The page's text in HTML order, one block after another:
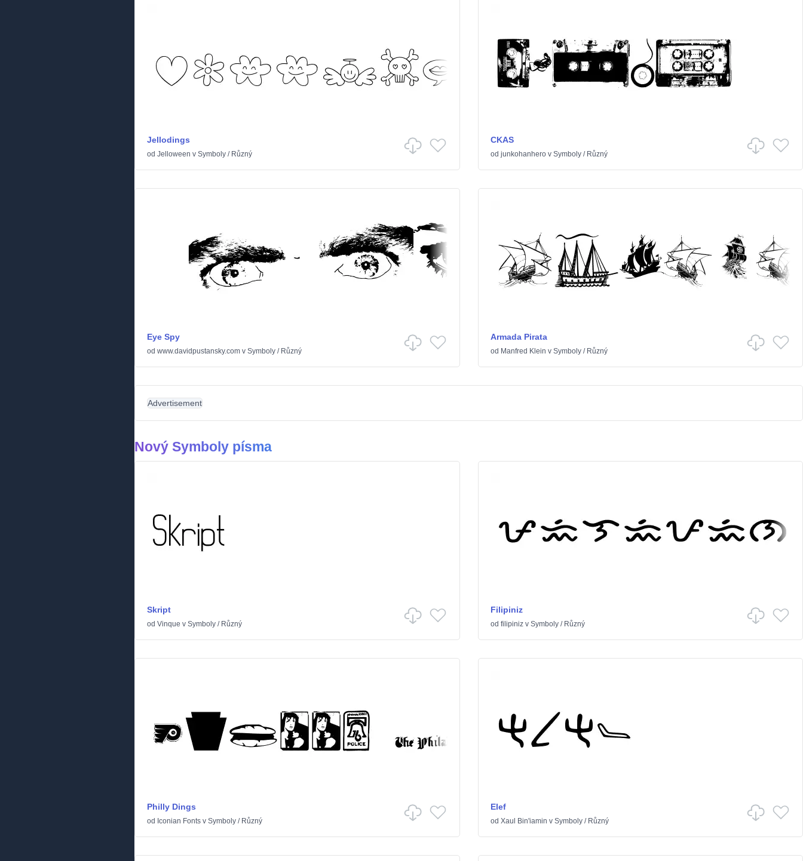
Jellodings
od Jelloween v Symboly / Různý
CKAS
od junkohanherov Symboly/ Různý
Eye Spy
od www.davidpustansky.com v Symboly / Různý
Armada Pirata
od Manfred Klein v Symboly/ Různý
Advertisement
Nový Symboly písma
Skript
od Vinque v Symboly / Různý
Filipiniz
od filipinizv Symboly/ Různý
Philly Dings
od Iconian Fonts v Symboly / Různý
Elef
od Xaul Bin'iamin v Symboly/ Různý